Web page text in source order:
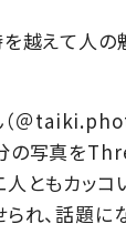
を越えて人
＠
の写真を
ともカッコ
れ、話題に